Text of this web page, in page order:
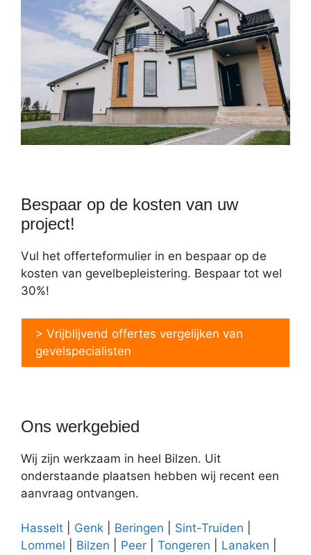
Bespaar op de kosten van uw
project!
Vul het offerteformulier in en bespaar op de
kosten van gevelbepleistering. Bespaar tot wel
30%!
> Vrijblijvend offertes vergelijken van
gevelspecialisten
Ons werkgebied
Wij zijn werkzaam in heel Bilzen. Uit
onderstaande plaatsen hebben wij recent een
aanvraag ontvangen.
Hasselt Genk Beringen Sint-Truiden
Lommel
Bilzen Peer Tongeren Lanaken